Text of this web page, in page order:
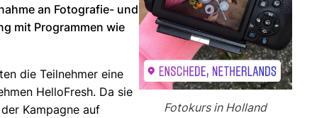
an Fotografie- und
mit Programmen wie
die Teilnehmer eine
HelloFresh. Da sie
Kampagne auf
Fotokurs in Holland